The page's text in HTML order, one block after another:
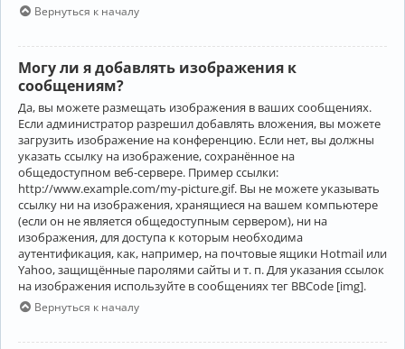
Вернуться к началу
Могу ли я добавлять изображения к
сообщениям?
Да, вы можете размещать изображения в ваших сообщениях.
Если администратор разрешил добавлять вложения, вы можете
загрузить изображение на конференцию. Если нет, вы должны
указать ссылку на изображение, сохранённое на
общедоступном веб-сервере. Пример ссылки:
http://www.example.com/my-picture.gif. Вы не можете указывать
ссылку ни на изображения, хранящиеся на вашем компьютере
(если он не является общедоступным сервером), ни на
изображения, для доступа к которым необходима
аутентификация, как, например, на почтовые ящики Hotmail или
Yahoo, защищённые паролями сайты и т. п. Для указания ссылок
на изображения используйте в сообщениях тег BBCode [img].
Вернуться к началу